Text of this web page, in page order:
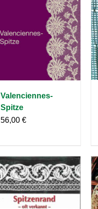
Valenciennes-
Spitze
56,00€